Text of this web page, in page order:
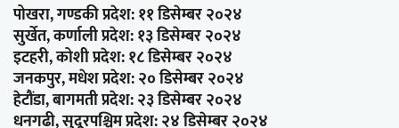
पोखरा, गण्डकी प्रदेश: ११ डिसेम्बर २०२४
सुर्खेत, कर्णाली प्रदेश: १३ डिसेम्बर २०२४
इटहरी, कोशी प्रदेश: १८ डिसेम्बर २०२४
जनकपुर, मधेश प्रदेश: २० डिसेम्बर २०२४
हेटौंडा, बागमती प्रदेश: २३ डिसेम्बर २०२४
धनगढी, सुदूरपश्चिम प्रदेश: २४ डिसेम्बर २०२४